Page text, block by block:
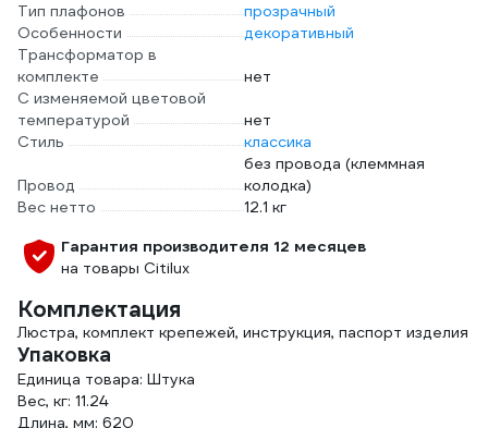
Тип плафонов
прозрачный
Особенности
декоративный
Трансформатор в
комплекте
нет
С изменяемой цветовой
температурой
нет
Стиль
классика
Провод
без провода (клеммная
колодка)
Вес нетто
12.1 кг
Гарантия производителя 12 месяцев
на товары Citilux
Комплектация
Люстра, комплект крепежей, инструкция, паспорт изделия
Упаковка
Единица товара: Штука
Вес, кг: 11.24
Длина, мм: 620